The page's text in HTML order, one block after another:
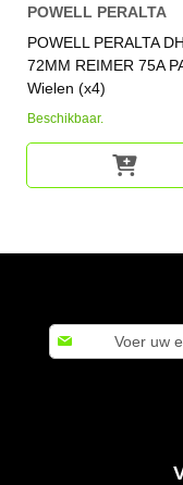
POWELL PERALTA
POWELL PERALTA DH
72MM REIMER 75A
Wielen (x4)
Beschikbaar.
Abonneer
u